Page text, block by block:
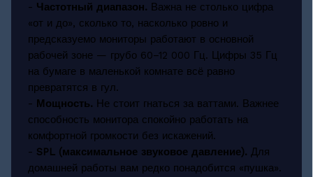
- Частотный диапазон. Важна не столько цифра
«от и до», сколько то, насколько ровно и
предсказуемо мониторы работают в основной
рабочей зоне — грубо 60–12 000 Гц. Цифры 35 Гц
на бумаге в маленькой комнате всё равно
превратятся в гул.
- Мощность. Не стоит гнаться за ваттами. Важнее
способность монитора спокойно работать на
комфортной громкости без искажений.
- SPL (максимальное звуковое давление). Для
домашней работы вам редко понадобится «пушка».